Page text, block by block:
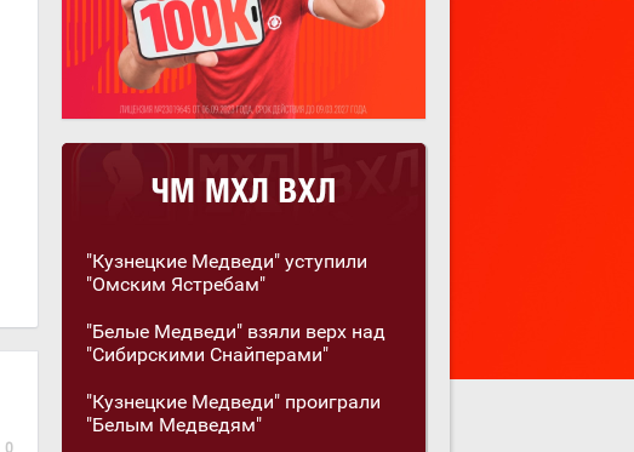
0
"Кузнецкие Медведи" уступили
"Омским Ястребам"
"Белые Медведи" взяли верх над
"Сибирскими Снайперами"
"Кузнецкие Медведи" проиграли
"Белым Медведям"